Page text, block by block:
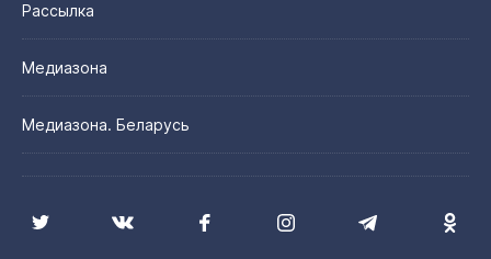
Рассылка
Медиазона
Медиазона. Беларусь